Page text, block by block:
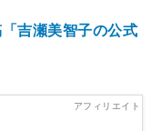
吉瀬美智子の公式